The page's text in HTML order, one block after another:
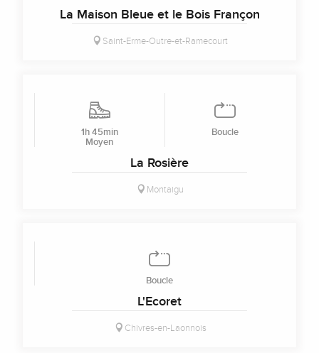
La Maison Bleue et le Bois Françon
Saint-Erme-Outre-et-Ramecourt
1h 45min
Moyen
Boucle
La Rosière
Montaigu
Boucle
L'Ecoret
Chivres-en-Laonnois